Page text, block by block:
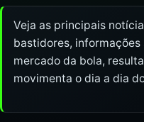
Veja as principais
bastidores, informações
mercado da bola,
movimenta o dia a dia